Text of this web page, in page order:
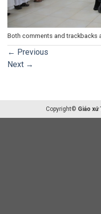
Both comments and trackbacks
← Previous
Next →
Copyright© Giáo xứ